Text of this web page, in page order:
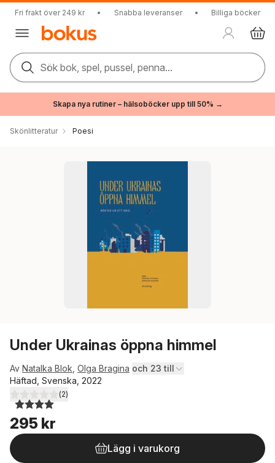
Fri frakt över 249 kr • Snabba leveranser • Billiga böcker
Sök bok, spel, pussel, penna...
Skapa nya rutiner – hälsoböcker upp till 50% →
Skönlitteratur Poesi
Under Ukrainas öppna himmel
Av Natalka Blok Olga Bragina och 23 till
Häftad, Svenska, 2022
4,0utav 5 stjärnor. Totalt antal röster:
(2)
295 kr
Lägg i varukorg